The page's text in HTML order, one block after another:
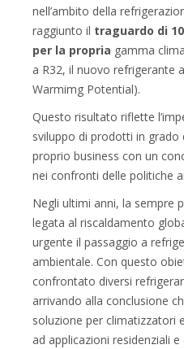
nell’ambito della
raggiunto il traguardo di
per la propria gamma
a R32, il nuovo refrigerante
Warmimg Potential).
Questo risultato riflette
sviluppo di prodotti in grado
proprio business con un
nei confronti delle politiche
Negli ultimi anni, la sempre
legata al riscaldamento
urgente il passaggio a
ambientale. Con questo
confrontato diversi
arrivando alla conclusione
soluzione per climatizzatori
ad applicazioni residenziali